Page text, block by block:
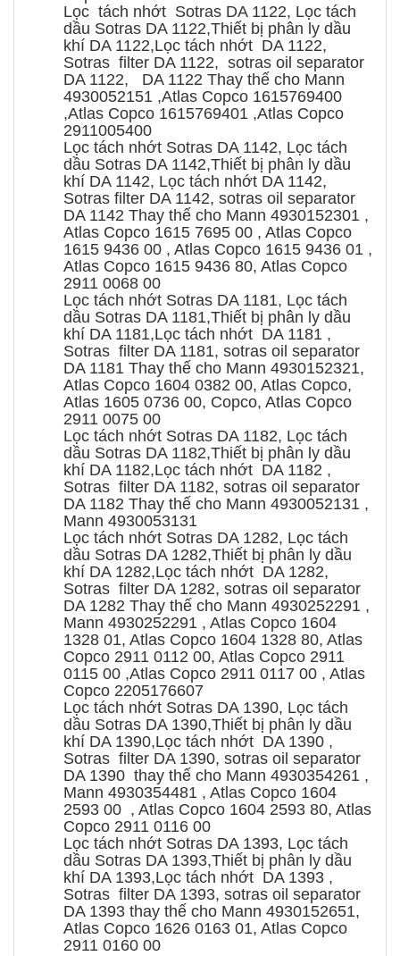
Lọc tách nhớt Sotras DA 1122, Lọc tách
dầu Sotras DA 1122,Thiết bị phân ly dầu
khí DA 1122,Lọc tách nhớt DA 1122,
Sotras filter DA 1122, sotras oil separator
DA 1122, DA 1122 Thay thế cho Mann
4930052151 ,Atlas Copco 1615769400
,Atlas Copco 1615769401 ,Atlas Copco
2911005400
Lọc tách nhớt Sotras DA 1142, Lọc tách
dầu Sotras DA 1142,Thiết bị phân ly dầu
khí DA 1142, Lọc tách nhớt DA 1142,
Sotras filter DA 1142, sotras oil separator
DA 1142 Thay thế cho Mann 4930152301 ,
Atlas Copco 1615 7695 00 , Atlas Copco
1615 9436 00 , Atlas Copco 1615 9436 01 ,
Atlas Copco 1615 9436 80, Atlas Copco
2911 0068 00
Lọc tách nhớt Sotras DA 1181, Lọc tách
dầu Sotras DA 1181,Thiết bị phân ly dầu
khí DA 1181,Lọc tách nhớt DA 1181 ,
Sotras filter DA 1181, sotras oil separator
DA 1181 Thay thế cho Mann 4930152321,
Atlas Copco 1604 0382 00, Atlas Copco,
Atlas 1605 0736 00, Copco, Atlas Copco
2911 0075 00
Lọc tách nhớt Sotras DA 1182, Lọc tách
dầu Sotras DA 1182,Thiết bị phân ly dầu
khí DA 1182,Lọc tách nhớt DA 1182 ,
Sotras filter DA 1182, sotras oil separator
DA 1182 Thay thế cho Mann 4930052131 ,
Mann 4930053131
Lọc tách nhớt Sotras DA 1282, Lọc tách
dầu Sotras DA 1282,Thiết bị phân ly dầu
khí DA 1282,Lọc tách nhớt DA 1282,
Sotras filter DA 1282, sotras oil separator
DA 1282 Thay thế cho Mann 4930252291 ,
Mann 4930252291 , Atlas Copco 1604
1328 01, Atlas Copco 1604 1328 80, Atlas
Copco 2911 0112 00, Atlas Copco 2911
0115 00 ,Atlas Copco 2911 0117 00 , Atlas
Copco 2205176607
Lọc tách nhớt Sotras DA 1390, Lọc tách
dầu Sotras DA 1390,Thiết bị phân ly dầu
khí DA 1390,Lọc tách nhớt DA 1390 ,
Sotras filter DA 1390, sotras oil separator
DA 1390 thay thế cho Mann 4930354261 ,
Mann 4930354481 , Atlas Copco 1604
2593 00 , Atlas Copco 1604 2593 80, Atlas
Copco 2911 0116 00
Lọc tách nhớt Sotras DA 1393, Lọc tách
dầu Sotras DA 1393,Thiết bị phân ly dầu
khí DA 1393,Lọc tách nhớt DA 1393 ,
Sotras filter DA 1393, sotras oil separator
DA 1393 thay thế cho Mann 4930152651,
Atlas Copco 1626 0163 01, Atlas Copco
2911 0160 00